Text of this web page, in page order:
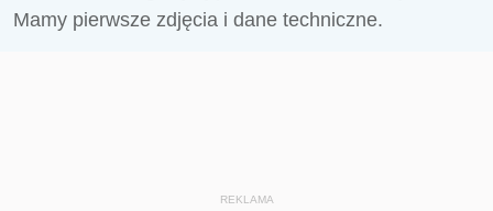
Mamy pierwsze zdjęcia i dane techniczne.
REKLAMA